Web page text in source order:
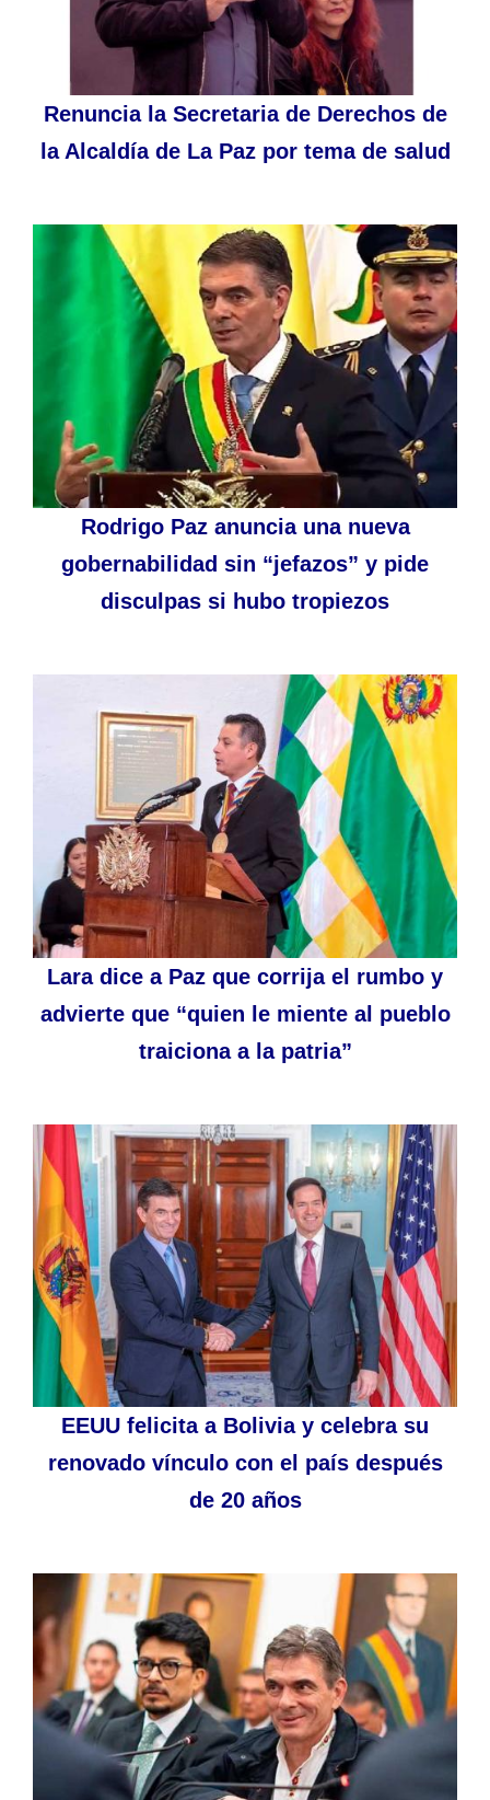
Renuncia la Secretaria de Derechos de
la Alcaldía de La Paz por tema de salud
Rodrigo Paz anuncia una nueva
gobernabilidad sin “jefazos” y pide
disculpas si hubo tropiezos
Lara dice a Paz que corrija el rumbo y
advierte que “quien le miente al pueblo
traiciona a la patria”
EEUU felicita a Bolivia y celebra su
renovado vínculo con el país después
de 20 años